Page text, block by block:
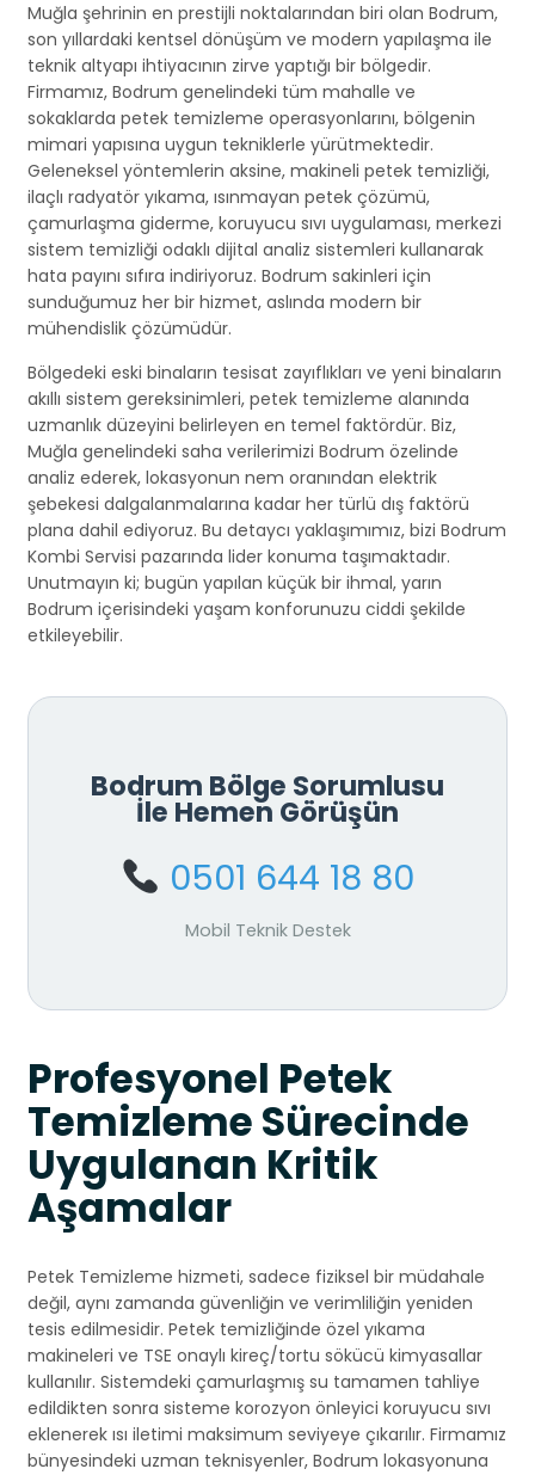
Muğla şehrinin en prestijli noktalarından biri olan Bodrum,
son yıllardaki kentsel dönüşüm ve modern yapılaşma ile
teknik altyapı ihtiyacının zirve yaptığı bir bölgedir.
Firmamız, Bodrum genelindeki tüm mahalle ve
sokaklarda petek temizleme operasyonlarını, bölgenin
mimari yapısına uygun tekniklerle yürütmektedir.
Geleneksel yöntemlerin aksine, makineli petek temizliği,
ilaçlı radyatör yıkama, ısınmayan petek çözümü,
çamurlaşma giderme, koruyucu sıvı uygulaması, merkezi
sistem temizliği odaklı dijital analiz sistemleri kullanarak
hata payını sıfıra indiriyoruz. Bodrum sakinleri için
sunduğumuz her bir hizmet, aslında modern bir
mühendislik çözümüdür.
Bölgedeki eski binaların tesisat zayıflıkları ve yeni binaların
akıllı sistem gereksinimleri, petek temizleme alanında
uzmanlık düzeyini belirleyen en temel faktördür. Biz,
Muğla genelindeki saha verilerimizi Bodrum özelinde
analiz ederek, lokasyonun nem oranından elektrik
şebekesi dalgalanmalarına kadar her türlü dış faktörü
plana dahil ediyoruz. Bu detaycı yaklaşımımız, bizi Bodrum
Kombi Servisi pazarında lider konuma taşımaktadır.
Unutmayın ki; bugün yapılan küçük bir ihmal, yarın
Bodrum içerisindeki yaşam konforunuzu ciddi şekilde
etkileyebilir.
Bodrum Bölge Sorumlusu
İle Hemen Görüşün
0501 644 18 80
Mobil Teknik Destek
Profesyonel Petek
Temizleme Sürecinde
Uygulanan Kritik
Aşamalar
Petek Temizleme hizmeti, sadece fiziksel bir müdahale
değil, aynı zamanda güvenliğin ve verimliliğin yeniden
tesis edilmesidir. Petek temizliğinde özel yıkama
makineleri ve TSE onaylı kireç/tortu sökücü kimyasallar
kullanılır. Sistemdeki çamurlaşmış su tamamen tahliye
edildikten sonra sisteme korozyon önleyici koruyucu sıvı
eklenerek ısı iletimi maksimum seviyeye çıkarılır. Firmamız
bünyesindeki uzman teknisyenler, Bodrum lokasyonuna